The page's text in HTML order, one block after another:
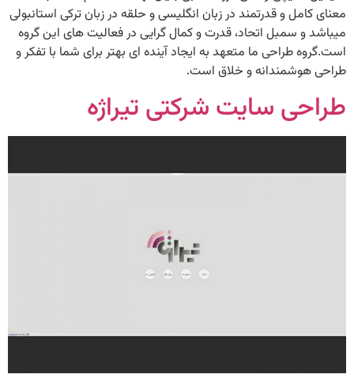
معنای کامل و قدرتمند در زبان انگلیسی و حلقه در زبان ترکی استانبولی
میباشد و سمبل اتحاد، قدرت و کمال گرایی در فعالیت های این گروه
است.گروه طراحی ما متعهد به ایجاد آینده ای بهتر برای شما با تفکر و
طراحی هوشمندانه و خلاق است.
طراحی سایت شرکتی تیراژه